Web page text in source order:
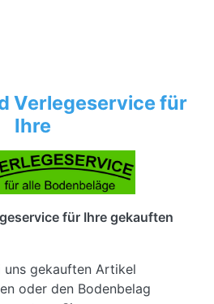
Verlegeservice für
Ihre
für Ihre gekauften
uns gekauften Artikel
oder den Bodenbelag